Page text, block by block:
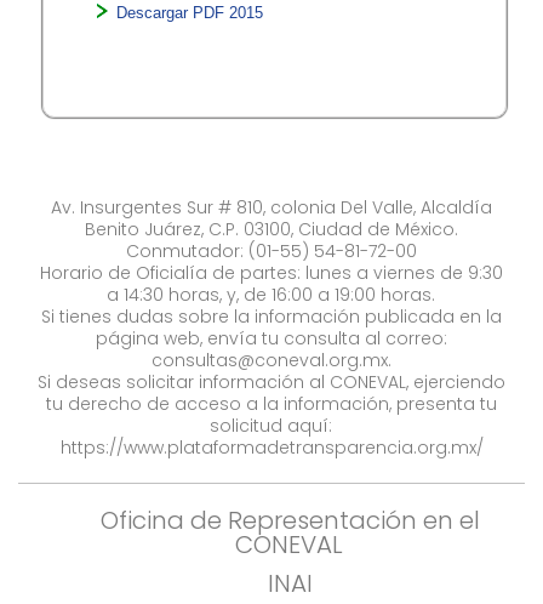
Descargar PDF 2015​
Av. Insurgentes Sur # 810, colonia Del Valle, Alcaldía
Benito Juárez, C.P. 03100, Ciudad de México.
Conmutador: (01-55) 54-81-72-00
Horario de Oficialía de partes: lunes a viernes de 9:30
a 14:30 horas, y, de 16:00 a 19:00 horas.
Si tienes dudas sobre la información publicada en la
página web, envía tu consulta al correo:
consultas@coneval.org.mx.
Si deseas solicitar información al CONEVAL, ejerciendo
tu derecho de acceso a la información, presenta tu
solicitud aquí:
https://www.plataformadetransparencia.org.mx/
Oficina de Representación en el
CONEVAL
INAI